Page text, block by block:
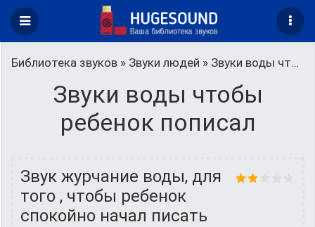
Библиотека звуков » Звуки людей » Звуки воды чтобы ребенок пописал
Звуки воды чтобы
ребенок пописал
Звук журчание воды, для
того , чтобы ребенок
спокойно начал писать